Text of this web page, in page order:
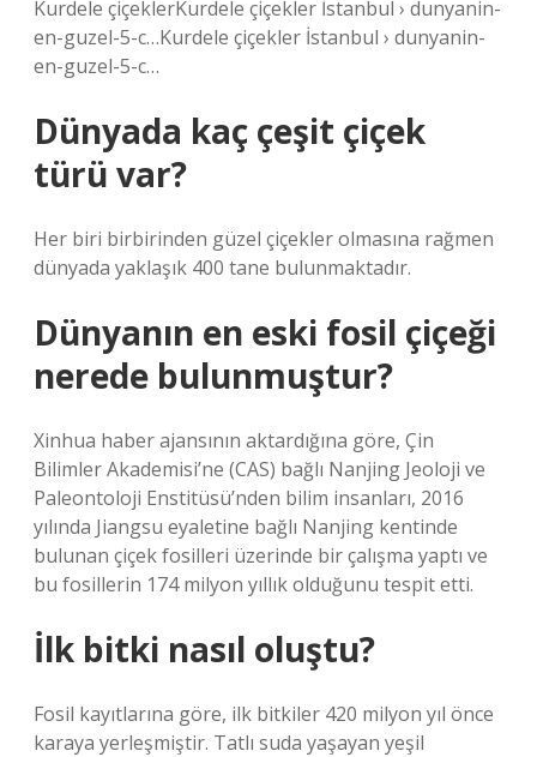
Kurdele çiçeklerKurdele çiçekler İstanbul › dunyanin-
en-guzel-5-c…Kurdele çiçekler İstanbul › dunyanin-
en-guzel-5-c…
Dünyada kaç çeşit çiçek
türü var?
Her biri birbirinden güzel çiçekler olmasına rağmen
dünyada yaklaşık 400 tane bulunmaktadır.
Dünyanın en eski fosil çiçeği
nerede bulunmuştur?
Xinhua haber ajansının aktardığına göre, Çin
Bilimler Akademisi’ne (CAS) bağlı Nanjing Jeoloji ve
Paleontoloji Enstitüsü’nden bilim insanları, 2016
yılında Jiangsu eyaletine bağlı Nanjing kentinde
bulunan çiçek fosilleri üzerinde bir çalışma yaptı ve
bu fosillerin 174 milyon yıllık olduğunu tespit etti.
İlk bitki nasıl oluştu?
Fosil kayıtlarına göre, ilk bitkiler 420 milyon yıl önce
karaya yerleşmiştir. Tatlı suda yaşayan yeşil